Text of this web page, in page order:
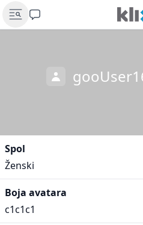
Spol
Ženski
Boja avatara
c1c1c1